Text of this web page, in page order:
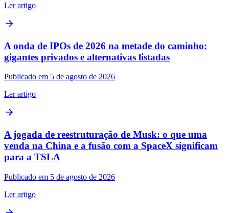
Ler artigo
A onda de IPOs de 2026 na metade do caminho:
gigantes privados e alternativas listadas
Publicado em 5 de agosto de 2026
Ler artigo
A jogada de reestruturação de Musk: o que uma
venda na China e a fusão com a SpaceX significam
para a TSLA
Publicado em 5 de agosto de 2026
Ler artigo